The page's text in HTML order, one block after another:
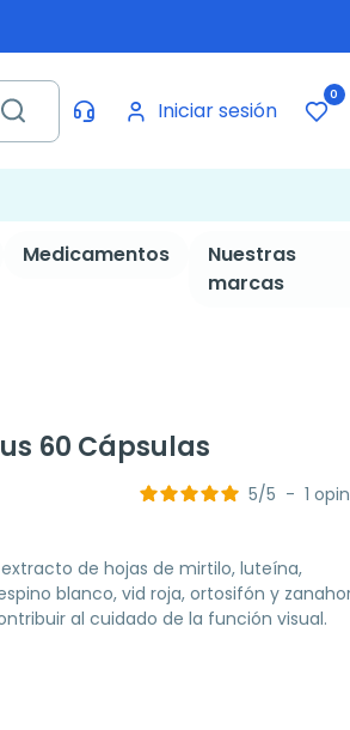
Iniciar sesión
0
Medicamentos
Nuestras
marcas
60 Cápsulas
5/5 - 1
de hojas de mirtilo, luteína,
blanco, vid roja, ortosifón y
al cuidado de la función visual.